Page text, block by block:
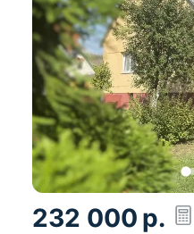
232 000 р.